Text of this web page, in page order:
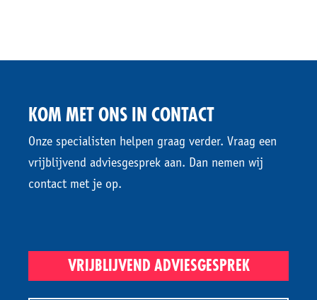
KOM MET ONS IN CONTACT
Onze specialisten helpen graag verder. Vraag een
vrijblijvend adviesgesprek aan. Dan nemen wij
contact met je op.
VRIJBLIJVEND ADVIESGESPREK